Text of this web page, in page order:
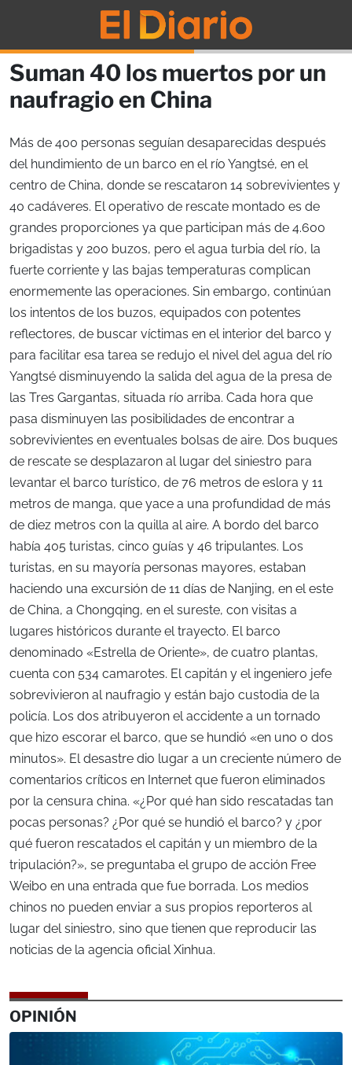
Suman 40 los muertos por un
naufragio en China
Más de 400 personas seguían desaparecidas después
del hundimiento de un barco en el río Yangtsé, en el
centro de China, donde se rescataron 14 sobrevivientes y
40 cadáveres. El operativo de rescate montado es de
grandes proporciones ya que participan más de 4.600
brigadistas y 200 buzos, pero el agua turbia del río, la
fuerte corriente y las bajas temperaturas complican
enormemente las operaciones. Sin embargo, continúan
los intentos de los buzos, equipados con potentes
reflectores, de buscar víctimas en el interior del barco y
para facilitar esa tarea se redujo el nivel del agua del río
Yangtsé disminuyendo la salida del agua de la presa de
las Tres Gargantas, situada río arriba. Cada hora que
pasa disminuyen las posibilidades de encontrar a
sobrevivientes en eventuales bolsas de aire. Dos buques
de rescate se desplazaron al lugar del siniestro para
levantar el barco turístico, de 76 metros de eslora y 11
metros de manga, que yace a una profundidad de más
de diez metros con la quilla al aire. A bordo del barco
había 405 turistas, cinco guías y 46 tripulantes. Los
turistas, en su mayoría personas mayores, estaban
haciendo una excursión de 11 días de Nanjing, en el este
de China, a Chongqing, en el sureste, con visitas a
lugares históricos durante el trayecto. El barco
denominado «Estrella de Oriente», de cuatro plantas,
cuenta con 534 camarotes. El capitán y el ingeniero jefe
sobrevivieron al naufragio y están bajo custodia de la
policía. Los dos atribuyeron el accidente a un tornado
que hizo escorar el barco, que se hundió «en uno o dos
minutos». El desastre dio lugar a un creciente número de
comentarios críticos en Internet que fueron eliminados
por la censura china. «¿Por qué han sido rescatadas tan
pocas personas? ¿Por qué se hundió el barco? y ¿por
qué fueron rescatados el capitán y un miembro de la
tripulación?», se preguntaba el grupo de acción Free
Weibo en una entrada que fue borrada. Los medios
chinos no pueden enviar a sus propios reporteros al
lugar del siniestro, sino que tienen que reproducir las
noticias de la agencia oficial Xinhua.
OPINIÓN